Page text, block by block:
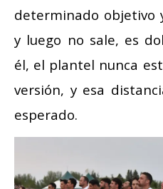
determinado objetivo
y luego no sale, es
él, el plantel nunca
versión, y esa
esperado.